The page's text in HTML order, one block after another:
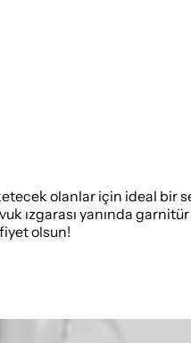
olanlar için ideal bir
ızgarası yanında
olsun!